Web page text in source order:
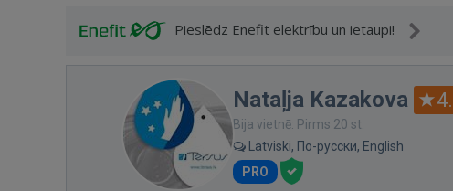
Pieslēdz Enefit elektrību un ietaupi!
Nataļja Kazakova
Bija vietnē: Pirms 20 st.
Latviski, По-русски, English
PRO